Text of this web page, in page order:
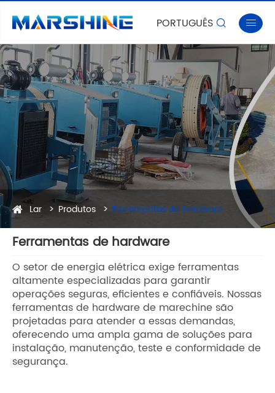
PORTUGUÊS  
Lar Produtos Ferramentas de hardware
Ferramentas de hardware
O setor de energia elétrica exige ferramentas
altamente especializadas para garantir
operações seguras, eficientes e confiáveis. Nossas
ferramentas de hardware de marechine são
projetadas para atender a essas demandas,
oferecendo uma ampla gama de soluções para
instalação, manutenção, teste e conformidade de
segurança.